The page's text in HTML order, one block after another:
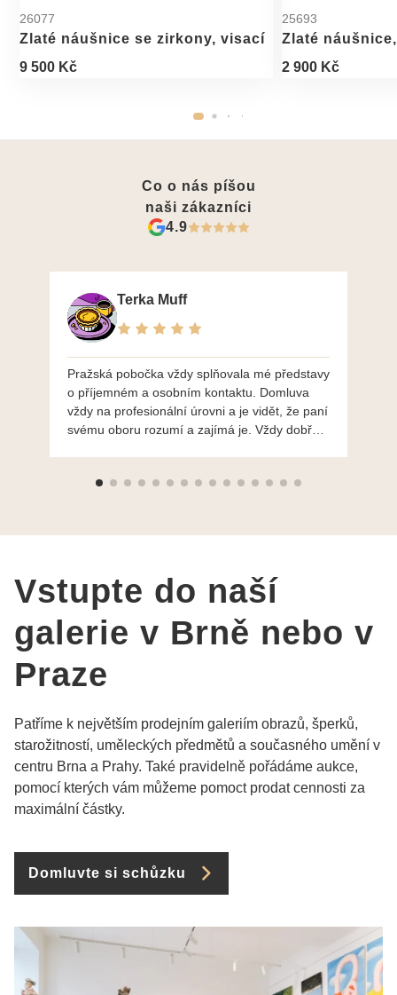
26077
Zlaté náušnice se zirkony, visací
9 500 Kč
25693
Zlaté
2 900 Kč
Co o nás píšou
naši zákazníci
4.9
Terka Muff
Pražská pobočka vždy splňovala mé představy
o příjemném a osobním kontaktu. Domluva
vždy na profesionální úrovni a je vidět, že paní
svému oboru rozumí a zajímá je. Vždy dobře a
výběru, jak už bylo napsáno - na požádání
Vstupte do naší
galerie v Brně nebo v
Praze
Patříme k největším prodejním galeriím obrazů, šperků,
starožitností, uměleckých předmětů a současného umění v
centru Brna a Prahy. Také pravidelně pořádáme aukce,
pomocí kterých vám můžeme pomoct prodat cennosti za
maximální částky.
Domluvte si schůzku